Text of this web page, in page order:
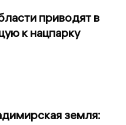
приводят в
к нацпарку
земля: